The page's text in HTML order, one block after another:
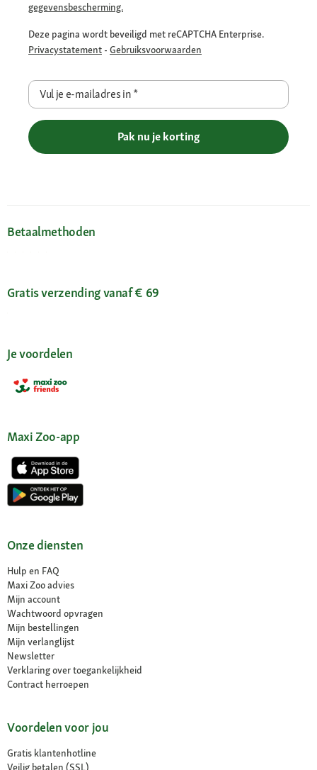
gegevensbescherming.
Deze pagina wordt beveiligd met reCAPTCHA Enterprise.
Privacystatement - Gebruiksvoorwaarden
Vul je e-mailadres in*
Pak nu je korting
Betaalmethoden
Gratis verzending vanaf € 69
Je voordelen
Maxi Zoo-app
Onze diensten
Hulp en FAQ
Maxi Zoo advies
Mijn account
Wachtwoord opvragen
Mijn bestellingen
Mijn verlanglijst
Newsletter
Verklaring over toegankelijkheid
Contract herroepen
Voordelen voor jou
Gratis klantenhotline
Veilig betalen (SSL)